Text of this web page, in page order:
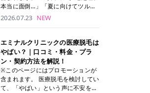
パックとしても使用できるため、1
両方を叶えられます。 韓国コスメブ
ランドを中心に人気を集めていまし
たが、現在では日本でも定番のスキ
ンケアアイテムとして幅広い世代に
愛用されています。 トナーパッドの
特徴 トナーパッドと拭き取り化粧水
の違い 「トナーパッド」と「拭き取
り化粧水」はどちらも洗顔後に使用
本当に面倒…」「夏に向けてツルツ
ル肌になりたい！」 そう思って東京
べばいいの？と迷ってしまいますよ
ね。 この記事では、医療脱毛の基本
から、東京で特に通いやすいフレイ
アクリニック・レジーナクリニッ
ク・エミナルクリニック・リゼクリ
ニックの4院について、分かりやす
2026.07.23 NEW
エミナルクリニックの医療脱毛は
やばい？｜口コミ・料金・プラ
ン・契約方法を解説！
※このページにはプロモーションが
含まれます。 医療脱毛を検討してい
て、「やばい」という声に不安を抱